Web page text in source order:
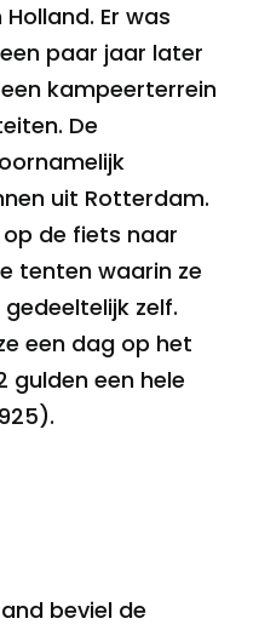
Er was
paar jaar later
kampeerterrein
De
uit Rotterdam.
de fiets naar
tenten waarin ze
zelf.
een dag op het
gulden een hele
beviel de